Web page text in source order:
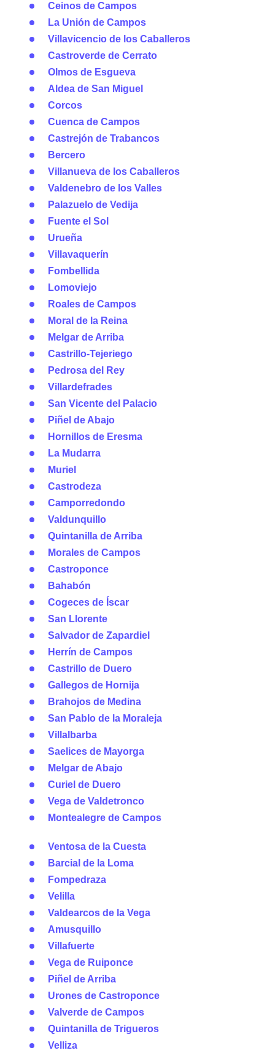
Ceinos de Campos
La Unión de Campos
Villavicencio de los Caballeros
Castroverde de Cerrato
Olmos de Esgueva
Aldea de San Miguel
Corcos
Cuenca de Campos
Castrejón de Trabancos
Bercero
Villanueva de los Caballeros
Valdenebro de los Valles
Palazuelo de Vedija
Fuente el Sol
Urueña
Villavaquerín
Fombellida
Lomoviejo
Roales de Campos
Moral de la Reina
Melgar de Arriba
Castrillo-Tejeriego
Pedrosa del Rey
Villardefrades
San Vicente del Palacio
Piñel de Abajo
Hornillos de Eresma
La Mudarra
Muriel
Castrodeza
Camporredondo
Valdunquillo
Quintanilla de Arriba
Morales de Campos
Castroponce
Bahabón
Cogeces de Íscar
San Llorente
Salvador de Zapardiel
Herrín de Campos
Castrillo de Duero
Gallegos de Hornija
Brahojos de Medina
San Pablo de la Moraleja
Villalbarba
Saelices de Mayorga
Melgar de Abajo
Curiel de Duero
Vega de Valdetronco
Montealegre de Campos
Ventosa de la Cuesta
Barcial de la Loma
Fompedraza
Velilla
Valdearcos de la Vega
Amusquillo
Villafuerte
Vega de Ruiponce
Piñel de Arriba
Urones de Castroponce
Valverde de Campos
Quintanilla de Trigueros
Velliza